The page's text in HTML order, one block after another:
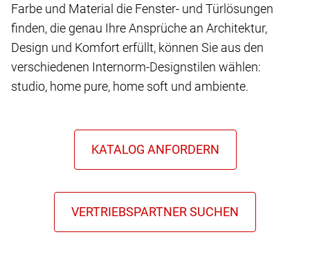
Farbe und Material die Fenster- und Türlösungen
finden, die genau Ihre Ansprüche an Architektur,
Design und Komfort erfüllt, können Sie aus den
verschiedenen Internorm-Designstilen wählen:
studio, home pure, home soft und ambiente.